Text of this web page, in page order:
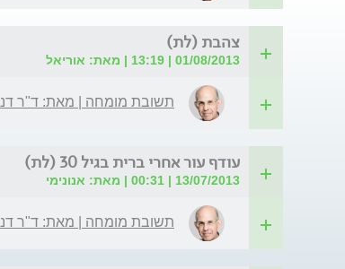
צהבת (לת)
01/08/2013 | 13:19 | מאת: אוריאל
תשובת מומחה | מאת: ד"ר
עודף עור אחרי ברית בגיל 30 (לת)
13/07/2013 | 00:31 | מאת: אנונימי
תשובת מומחה | מאת: ד"ר